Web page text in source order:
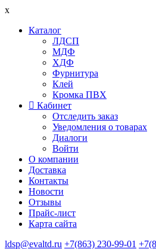
x
Каталог
ЛДСП
МДФ
ХДФ
Фурнитура
Клей
Кромка ПВХ
Кабинет
Отследить заказ
Уведомления о товарах
Диалоги
Войти
О компании
Доставка
Контакты
Новости
Отзывы
Прайс-лист
Карта сайта
ldsp@evaltd.ru +7(863) 230-99-01